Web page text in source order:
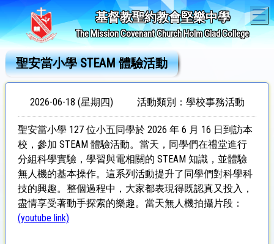
基督教聖約教會堅樂中學
The Mission Covenant Church Holm Glad College
聖安當小學 STEAM 體驗活動
2026-06-18 (星期四) 活動類別：學校事務活動
聖安當小學 127 位小五同學於 2026 年 6 月 16 日到訪本
校，參加 STEAM 體驗活動。當天，同學們在禮堂進行
分組科學實驗，學習與電相關的 STEAM 知識，並體驗
無人機的基本操作。這系列活動提升了同學們對科學科
技的興趣。整個過程中，大家都表現得既認真又投入，
盡情享受著動手探索的樂趣。 當天無人機拍攝片段：
(youtube link)